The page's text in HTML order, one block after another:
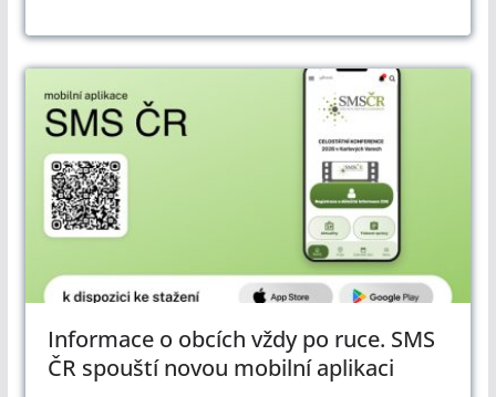
Informace o obcích vždy po ruce. SMS
ČR spouští novou mobilní aplikaci